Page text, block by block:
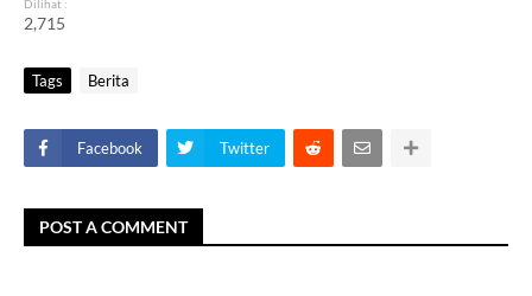
Dilihat :
2,715
Tags Berita
Facebook Twitter
POST A COMMENT